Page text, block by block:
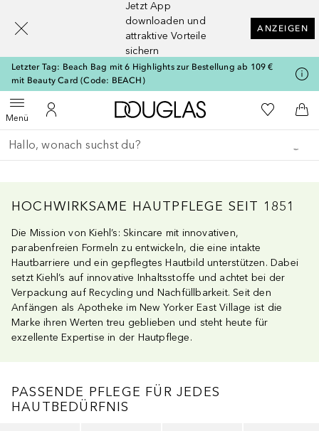
Jetzt App
downloaden und
attraktive Vorteile
sichern
ANZEIGEN
Letzter Tag: Beach Bag mit 6 Highlights zur Bestellung ab 109 €
mit Beauty Card (Code: BEACH)
MenüMenü öffnenZu Meinem Kundenkonto
Zur Douglas Startseite
Zu Meiner
Gehe zurück
Suche ausführen
HOCHWIRKSAME HAUTPFLEGE SEIT 1851
Die Mission von Kiehl’s: Skincare mit innovativen,
parabenfreien Formeln zu entwickeln, die eine intakte
Hautbarriere und ein gepflegtes Hautbild unterstützen. Dabei
setzt Kiehl’s auf innovative Inhaltsstoffe und achtet bei der
Verpackung auf Recycling und Nachfüllbarkeit. Seit den
Anfängen als Apotheke im New Yorker East Village ist die
Marke ihren Werten treu geblieben und steht heute für
exzellente Expertise in der Hautpflege.
PASSENDE PFLEGE FÜR JEDES
HAUTBEDÜRFNIS
[navigation.slideout.screenreader]